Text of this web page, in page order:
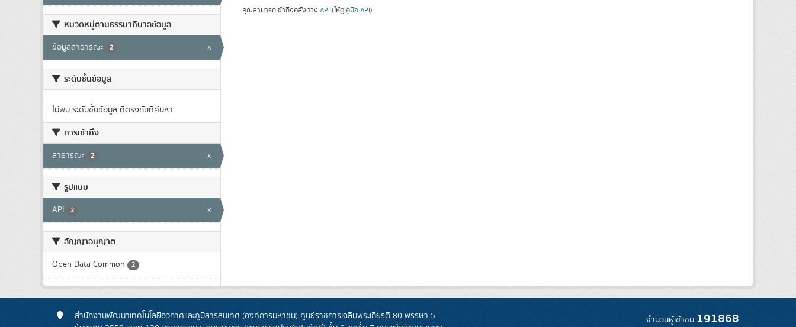
หมวดหมู่ตามธรรมาภิบาลข้อมูล
ข้อมูลสาธารณะ 2 x
ระดับชั้นข้อมูล
ไม่พบ ระดับชั้นข้อมูล ที่ตรงกับที่ค้นหา
การเข้าถึง
สาธารณะ 2 x
รูปแบบ
API 2 x
สัญญาอนุญาต
Open Data Common 2
คุณสามารถเข้าถึงคลังทาง API (ให้ดู คู่มือ API).
สำนักงานพัฒนาเทคโนโลยีอวกาศและภูมิสารสนเทศ (องค์การมหาชน) ศูนย์ราชการเฉลิมพระเกียรติ 80 พรรษา 5
จำนวนผู้เข้าชม 191868